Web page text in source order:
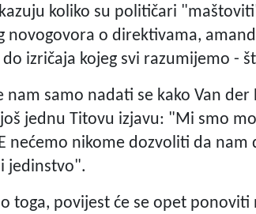
koliko su političari
novogovora o direktivama,
do izričaja kojeg svi razumijemo -
nam samo nadati se kako Van
jednu Titovu izjavu: "Mi smo
nećemo nikome dozvoliti da
jedinstvo".
toga, povijest će se opet